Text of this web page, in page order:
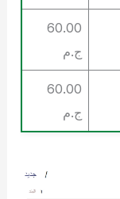
60.00
ج.م
60.00
ج.م